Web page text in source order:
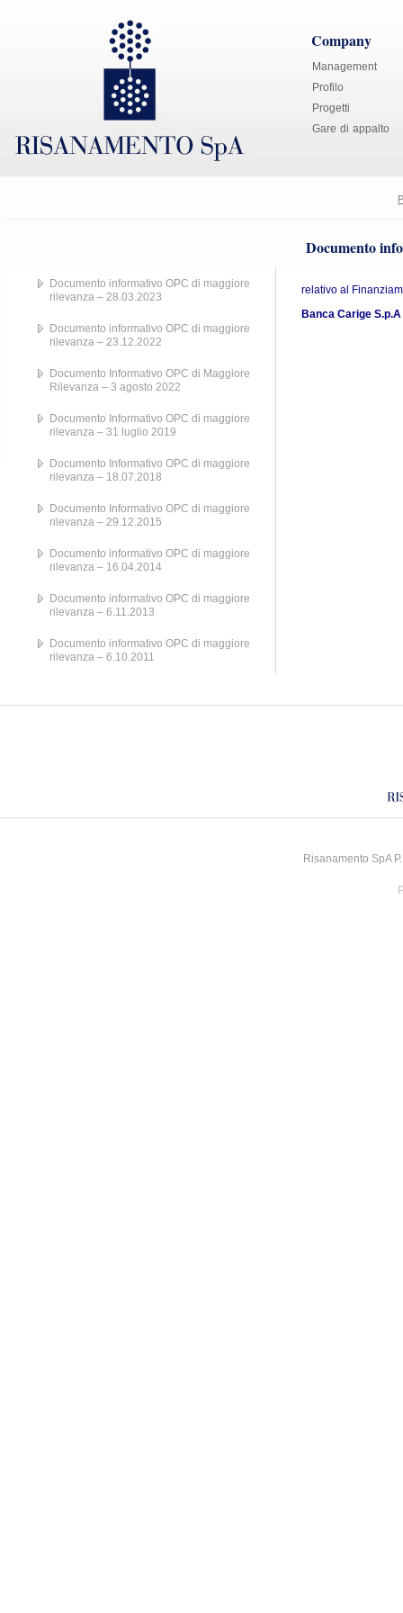
Company
Management
Profilo
Progetti
Gare di appalto
Documento
relativo al
Banca Carige S.p.A
Documento informativo OPC di maggiore
rilevanza – 28.03.2023
Documento informativo OPC di maggiore
rilevanza – 23.12.2022
Documento Informativo OPC di Maggiore
Rilevanza – 3 agosto 2022
Documento Informativo OPC di maggiore
rilevanza – 31 luglio 2019
Documento Informativo OPC di maggiore
rilevanza – 18.07.2018
Documento Informativo OPC di maggiore
rilevanza – 29.12.2015
Documento informativo OPC di maggiore
rilevanza – 16.04.2014
Documento informativo OPC di maggiore
rilevanza – 6.11.2013
Documento informativo OPC di maggiore
rilevanza – 6.10.2011
Risanamento SpA